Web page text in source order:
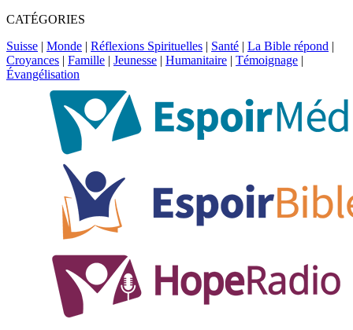
CATÉGORIES
Suisse | Monde | Réflexions Spirituelles | Santé | La Bible répond |
Croyances | Famille | Jeunesse | Humanitaire | Témoignage |
Évangélisation